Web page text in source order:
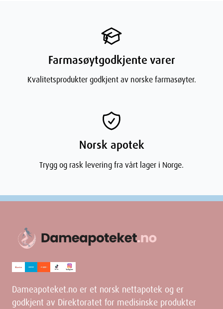
Aqua Purificata, Aloe Barbadensis, Glycerin (fra raps), Simmondsia
Chinensis (kaldpresset Jojobaolje), Butyrospermum Parkii Butter
(Sheasmør), Melia Azadirachta (margosa neem), Rosa Rubiginosa
(Melkesyre), Cera Alba (Bivoks), Biosaccaride Gum-1 (fra soya och
mais), Citrus Grandis (Grapefruktkjerneekstrakt), Undecylenoyl
glycin (fra solsikke), Capryloyl glycin (fra solsikke og kokos), Citrus
Bergamia (bergaptenfri Bergamottolje), Citrus Aurantium Dulcis (C-
Farmasøytgodkjente varer
Kvalitetsprodukter godkjent av norske farmasøyter.
Norsk apotek
Trygg og rask levering fra vårt lager i Norge.
Dameapoteket.no er et norsk nettapotek og er
godkjent av Direktoratet for medisinske produkter